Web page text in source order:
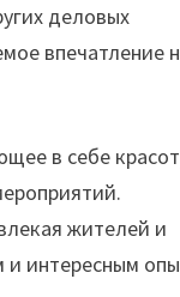
деловых
впечатление
в себе
жителей и
и интересным